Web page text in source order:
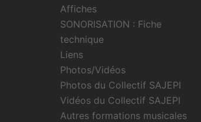
Affiches
SONORISATION : Fiche
technique
Liens
Photos/Vidéos
Photos du Collectif SAJEPI
Vidéos du Collectif SAJEPI
Autres formations musicales